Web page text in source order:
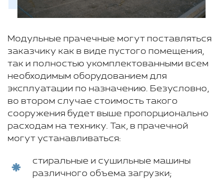
Модульные прачечные могут поставляться
заказчику как в виде пустого помещения,
так и полностью укомплектованными всем
необходимым оборудованием для
эксплуатации по назначению. Безусловно,
во втором случае стоимость такого
сооружения будет выше пропорционально
расходам на технику. Так, в прачечной
могут устанавливаться:
стиральные и сушильные машины
различного объема загрузки;